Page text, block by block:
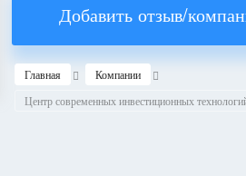
Добавить отзыв/
Главная
Компании
Центр современных инвестиционных